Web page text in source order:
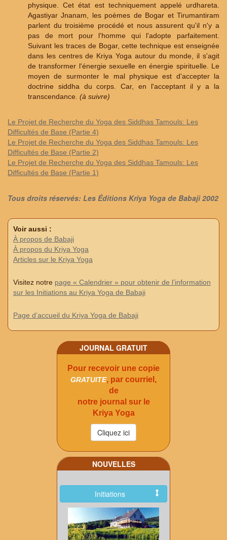
physique. Cet état est techniquement appelé urdhareta.
Agastiyar Jnanam, les poèmes de Bogar et Tirumantiram
parlent du troisième procédé et nous assurent qu'il n'y a
pas de mort pour l'homme qui l'adopte parfaitement.
Suivant les traces de Bogar, cette technique est enseignée
dans les centres de Kriya Yoga autour du monde, il s'agit
de transformer l'énergie sexuelle en énergie spirituelle. Le
moyen de surmonter le mal physique est d'accepter la
doctrine siddha du corps. Car, en l'acceptant il y a la
transcendance. (à suivre)
Le Projet de Recherche du Yoga des Siddhas Tamouls: Les
Difficultés de Base (Partie 4)
Le Projet de Recherche du Yoga des Siddhas Tamouls: Les
Difficultés de Base (Partie 2)
Le Projet de Recherche du Yoga des Siddhas Tamouls: Les
Difficultés de Base (Partie 1)
Tous droits réservés: Les Éditions Kriya Yoga de Babaji 2002
Voir aussi :
À propos de Babaji
À propos du Kriya Yoga
Articles sur le Kriya Yoga
Visitez notre page « Calendrier » pour obtenir de l’information
sur les Initiations au Kriya Yoga de Babaji
Page d’accueil du Kriya Yoga de Babaji
JOURNAL GRATUIT
Pour recevoir une copie
GRATUITE, par courriel,
de
notre journal sur le
Kriya Yoga
NOUVELLES
Initiations